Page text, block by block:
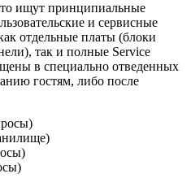
ищут принципиальные
и сервисные
отдельные платы (блоки
так и полные Service
в специально отведенных
гостям, либо после